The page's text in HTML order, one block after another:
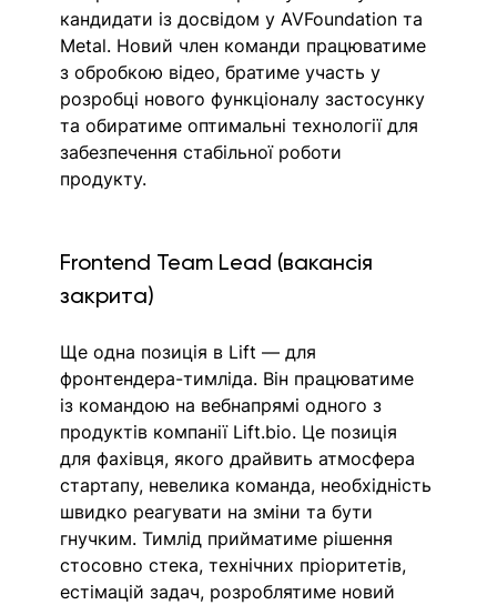
кандидати із досвідом у AVFoundation та
Metal. Новий член команди працюватиме
з обробкою відео, братиме участь у
розробці нового функціоналу застосунку
та обиратиме оптимальні технології для
забезпечення стабільної роботи
продукту.
Frontend Team Lead (вакансія
закрита)
Ще одна позиція в Lift — для
фронтендера-тимліда. Він працюватиме
із командою на вебнапрямі одного з
продуктів компанії Lift.bio. Це позиція
для фахівця, якого драйвить атмосфера
стартапу, невелика команда, необхідність
швидко реагувати на зміни та бути
гнучким. Тимлід прийматиме рішення
стосовно стека, технічних пріоритетів,
естімацій задач, розроблятиме новий